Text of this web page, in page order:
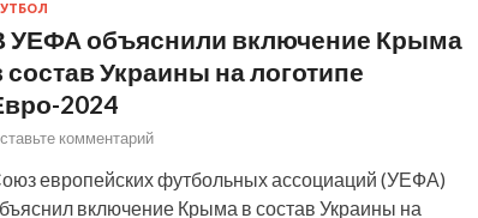
УЕФА объяснили включение Крыма
состав Украины на логотипе
2024
комментарий
европейских футбольных ассоциаций (УЕФА)
включение Крыма в состав Украины на